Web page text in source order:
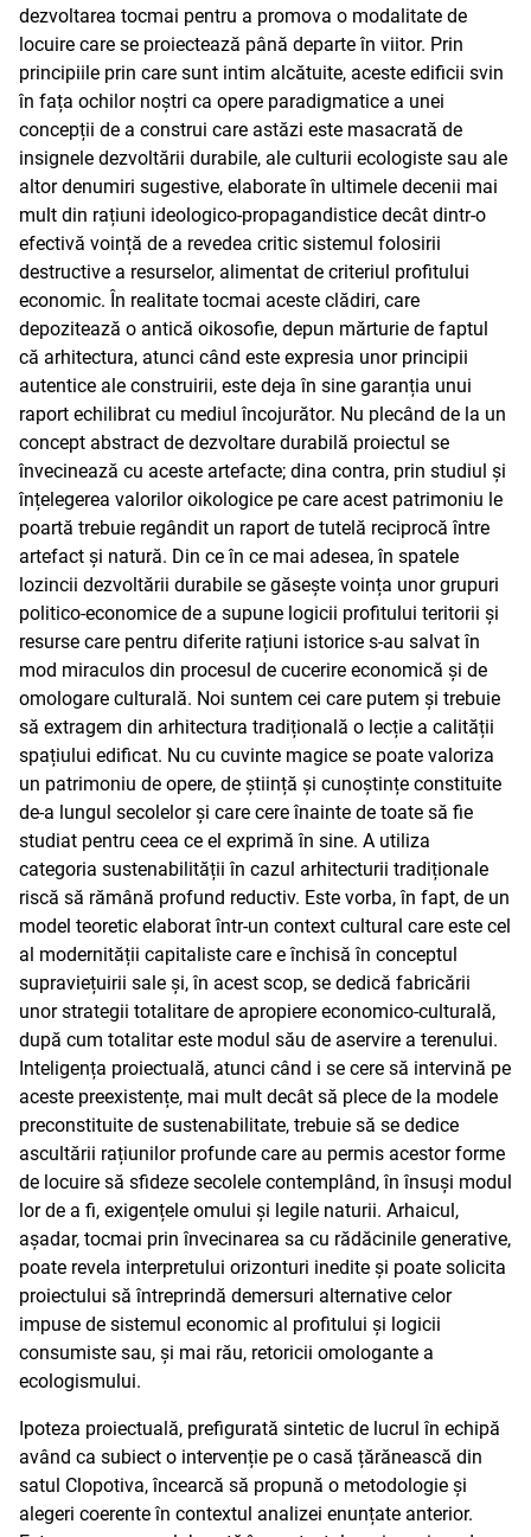
dezvoltarea tocmai pentru a promova o modalitate de
locuire care se proiectează până departe în viitor. Prin
principiile prin care sunt intim alcătuite, aceste edificii svin
în fața ochilor noștri ca opere paradigmatice a unei
concepții de a construi care astăzi este masacrată de
insignele dezvoltării durabile, ale culturii ecologiste sau ale
altor denumiri sugestive, elaborate în ultimele decenii mai
mult din rațiuni ideologico-propagandistice decât dintr-o
efectivă voință de a revedea critic sistemul folosirii
destructive a resurselor, alimentat de criteriul profitului
economic. În realitate tocmai aceste clădiri, care
depozitează o antică oikosofie, depun mărturie de faptul
că arhitectura, atunci când este expresia unor principii
autentice ale construirii, este deja în sine garanția unui
raport echilibrat cu mediul încojurător. Nu plecând de la un
concept abstract de dezvoltare durabilă proiectul se
învecinează cu aceste artefacte; dina contra, prin studiul și
înțelegerea valorilor oikologice pe care acest patrimoniu le
poartă trebuie regândit un raport de tutelă reciprocă între
artefact și natură. Din ce în ce mai adesea, în spatele
lozincii dezvoltării durabile se găsește voința unor grupuri
politico-economice de a supune logicii profitului teritorii și
resurse care pentru diferite rațiuni istorice s-au salvat în
mod miraculos din procesul de cucerire economică și de
omologare culturală. Noi suntem cei care putem și trebuie
să extragem din arhitectura tradițională o lecție a calității
spațiului edificat. Nu cu cuvinte magice se poate valoriza
un patrimoniu de opere, de știință și cunoștințe constituite
de-a lungul secolelor și care cere înainte de toate să fie
studiat pentru ceea ce el exprimă în sine. A utiliza
categoria sustenabilității în cazul arhitecturii tradiționale
riscă să rămână profund reductiv. Este vorba, în fapt, de un
model teoretic elaborat într-un context cultural care este cel
al modernității capitaliste care e închisă în conceptul
supraviețuirii sale și, în acest scop, se dedică fabricării
unor strategii totalitare de apropiere economico-culturală,
după cum totalitar este modul său de aservire a terenului.
Inteligența proiectuală, atunci când i se cere să intervină pe
aceste preexistențe, mai mult decât să plece de la modele
preconstituite de sustenabilitate, trebuie să se dedice
ascultării rațiunilor profunde care au permis acestor forme
de locuire să sfideze secolele contemplând, în însuși modul
lor de a fi, exigențele omului și legile naturii. Arhaicul,
așadar, tocmai prin învecinarea sa cu rădăcinile generative,
poate revela interpretului orizonturi inedite și poate solicita
proiectului să întreprindă demersuri alternative celor
impuse de sistemul economic al profitului și logicii
consumiste sau, și mai rău, retoricii omologante a
ecologismului.
Ipoteza proiectuală, prefigurată sintetic de lucrul în echipă
având ca subiect o intervenție pe o casă țărănească din
satul Clopotiva, încearcă să propună o metodologie și
alegeri coerente în contextul analizei enunțate anterior.